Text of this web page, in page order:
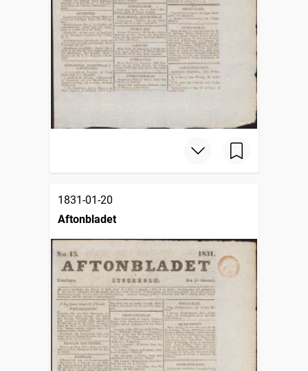
1831-01-20
Aftonbladet